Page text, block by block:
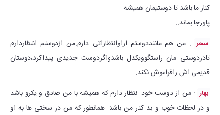
کنار ما باشد تا دوستیمان همیشه
پاورجا بماند..
سحر : من هم ماننددوستم ازاوانتظاراتی دارم.من ازدوستم انتظاردارم
تادردوستی مان راستگوویکدل باشدواگردوست جدیدی پیداکرد،دوستان
قدیمی اش رافراموش نکند.
بهار : من از دوست خود انتظار دارم که همیشه با من صادق و یکرو باشد
و در لحظات خوب و بد کنار من باشد. همانطور که من در سختی ها به او